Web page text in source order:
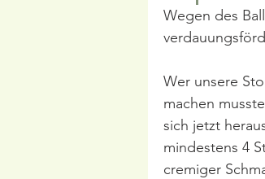
Wegen des
Wer unsere
machen
sich jetzt
mindestens 4
cremiger